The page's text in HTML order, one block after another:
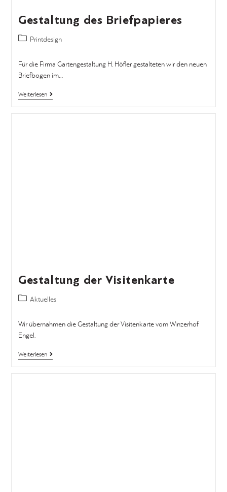
Gestaltung des Briefpapieres
Printdesign
Für die Firma Gartengestaltung H. Höfler gestalteten wir den neuen
Briefbogen im…
Weiterlesen
Gestaltung der Visitenkarte
Aktuelles
Wir übernahmen die Gestaltung der Visitenkarte vom Winzerhof
Engel.
Weiterlesen